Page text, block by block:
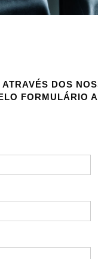
ATRAVÉS DOS
FORMULÁRIO